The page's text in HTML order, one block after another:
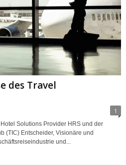
des Travel
1
Solutions Provider HRS und der
(TIC) Entscheider, Visionäre und
und...